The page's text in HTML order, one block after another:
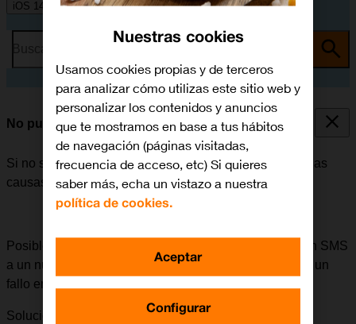
iOS 14.0
No puedo enviar ni recibir SMS
Si no se puede enviar ni recibir SMS, puede haber varias
causas posibles al problema.
Posible causa 2 de 2:
Si surgen problemas al enviar un SMS
a un número determinado, se puede deber a que haya un
fallo en el móvil del destinatario.
Solución: Intentar enviar un SMS a otro número.
Nuestras cookies
Usamos cookies propias y de terceros
para analizar cómo utilizas este sitio web y
personalizar los contenidos y anuncios
que te mostramos en base a tus hábitos
de navegación (páginas visitadas,
frecuencia de acceso, etc) Si quieres
saber más, echa un vistazo a nuestra
política de cookies.
Configurar
Aceptar